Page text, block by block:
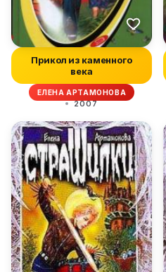
Прикол из каменного
века
ЕЛЕНА АРТАМОНОВА
2007